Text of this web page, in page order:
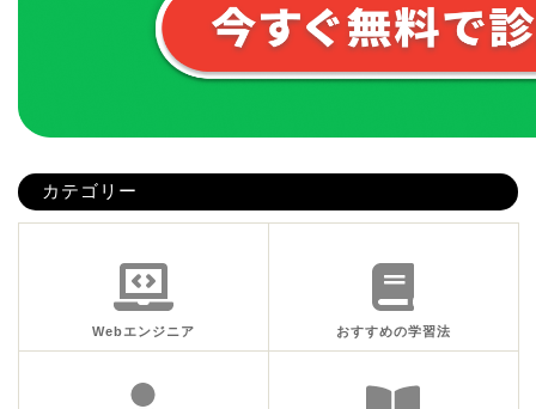
カテゴリー
Webエンジニア おすすめの学習法